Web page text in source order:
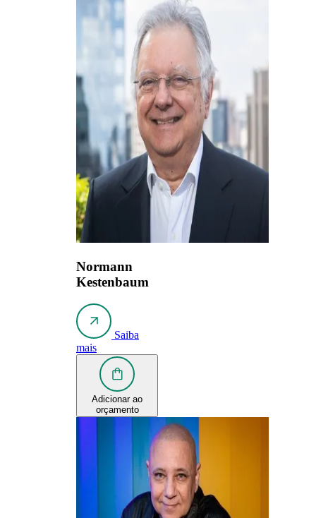
Normann
Kestenbaum
Saiba
mais
Adicionar ao
orçamento